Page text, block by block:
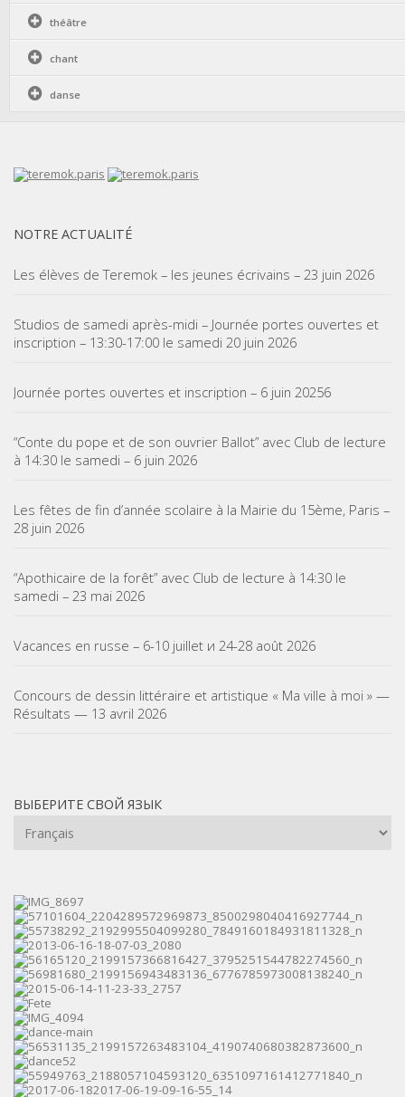
théâtre
chant
danse
NOTRE ACTUALITÉ
Les élèves de Teremok – les jeunes écrivains – 23 juin 2026
Studios de samedi après-midi – Journée portes ouvertes et
inscription – 13:30-17:00 le samedi 20 juin 2026
Journée portes ouvertes et inscription – 6 juin 20256
“Conte du pope et de son ouvrier Ballot” avec Club de lecture
à 14:30 le samedi – 6 juin 2026
Les fêtes de fin d’année scolaire à la Mairie du 15ème, Paris –
28 juin 2026
“Apothicaire de la forêt” avec Club de lecture à 14:30 le
samedi – 23 mai 2026
Vacances en russe – 6-10 juillet и 24-28 août 2026
Concours de dessin littéraire et artistique « Ma ville à moi » —
Résultats — 13 avril 2026
ВЫБЕРИТЕ СВОЙ ЯЗЫК